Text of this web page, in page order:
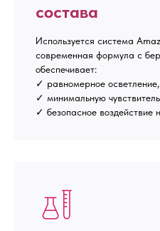
состава
Используется система
современная формула с
обеспечивает:
✓ равномерное осветление,
✓ минимальную
✓ безопасное воздействие